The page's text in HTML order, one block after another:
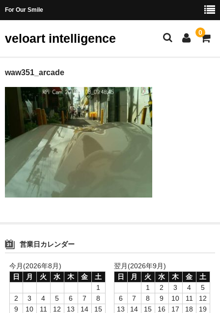
For Our Smile
veloart intelligence 0
ベロモービルとは
なぜベロモービルか？
お客様の声
製品
ベロモービル
レンタル
カート
ビデオ
特定商取引法に基づく表記
waw351_arcade
営業日カレンダー
今月(2026年8月)
日
月 火 水 木 金
土
1
2
3 4 5 6 7
8
9
10 11 12 13 14
15
翌月(2026年9月)
日
月 火 水 木 金
土
1
2 3 4
5
6
7 8 9 10 11
12
13
14 15 16 17 18
19